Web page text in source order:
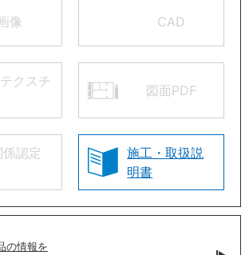
像 CAD
クスチ
図面PDF
認定
施工・取扱説
明書
の情報を